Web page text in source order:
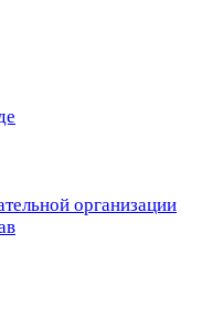
организации